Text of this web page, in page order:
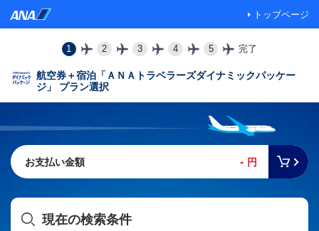
トップページ
1 2 3 4 5 完了
航空券＋宿泊「ＡＮＡトラベラーズダイナミックパッケー
ジ」 プラン選択
お支払い金額 - 円
現在の検索条件